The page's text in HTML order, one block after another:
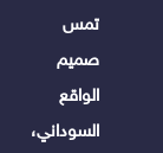
تمس
صميم
الواقع
السوداني،